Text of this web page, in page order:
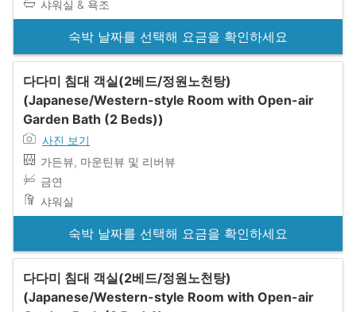
샤워실 & 욕조
숙박 날짜를 선택해 요금을 확인하세요
다다미 침대 객실(2베드/정원노천탕)
(Japanese/Western-style Room with Open-air
Garden Bath (2 Beds))
사진 보기
가든뷰, 마운틴뷰 및 리버뷰
금연
샤워실
숙박 날짜를 선택해 요금을 확인하세요
다다미 침대 객실(2베드/정원노천탕)
(Japanese/Western-style Room with Open-air